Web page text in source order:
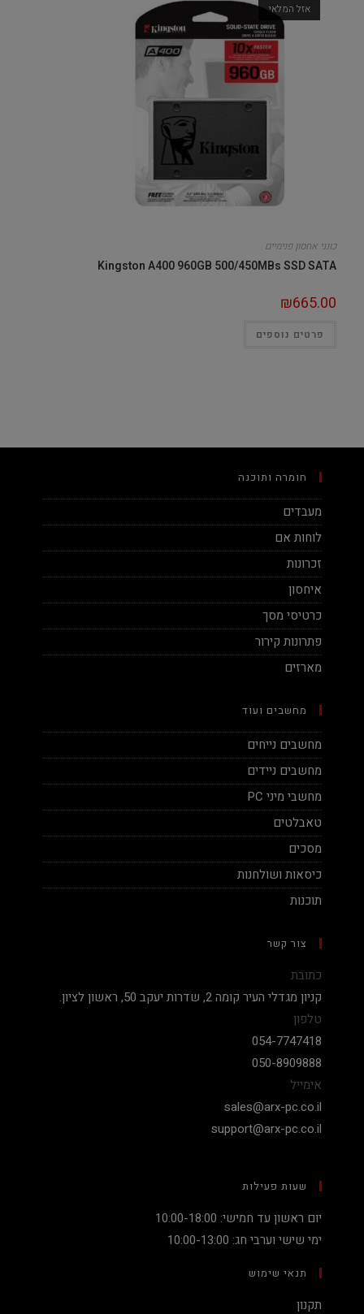
אזל המלאי
כונני אחסון פנימיים
Kingston A400 960GB 500/450MBs SSD SATA
₪665.00
פרטים נוספים
חומרה ותוכנה
מעבדים
לוחות אם
זכרונות
איחסון
כרטיסי מסך
פתרונות קירור
מארזים
מחשבים ועוד
מחשבים נייחים
מחשבים ניידים
מחשבי מיני PC
טאבלטים
מסכים
כיסאות ושולחנות
תוכנות
צור קשר
כתובת
קניון מגדלי העיר קומה 2, שדרות יעקב 50, ראשון לציון.
טלפון
054-7747418
050-8909888
אימייל
sales@arx-pc.co.il
support@arx-pc.co.il
שעות פעילות
יום ראשון עד חמישי: 10:00-18:00
ימי שישי וערבי חג: 10:00-13:00
תנאי שימוש
תקנון